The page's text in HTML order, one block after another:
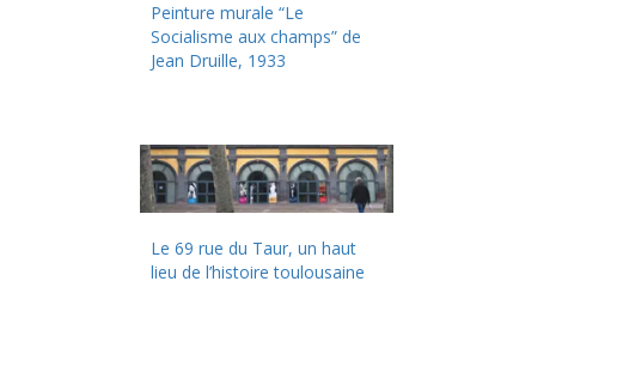
Peinture murale “Le
Socialisme aux champs” de
Jean Druille, 1933
Le 69 rue du Taur, un haut
lieu de l’histoire toulousaine